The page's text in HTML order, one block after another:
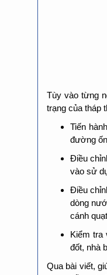
Tùy vào từng
trạng của tháp
Tiến
đường
Điều
vào sử
Điều
dòng
cánh
Kiểm tra
đốt, nhà
Qua bài viết,